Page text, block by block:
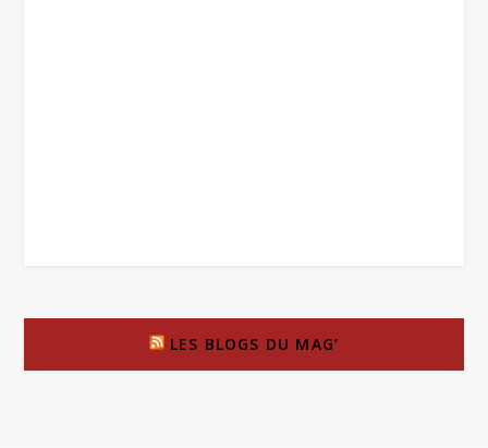
LES BLOGS DU MAG’